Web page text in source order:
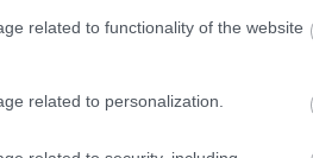
related to functionality of the website
related to personalization.
της ανεργίας και
«μάχη»-όπως την